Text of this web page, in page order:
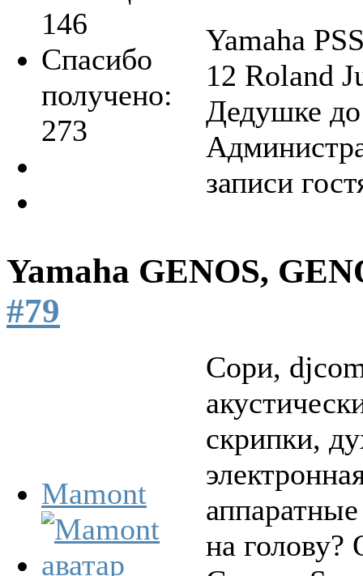
146
Спасибо
получено:
273
Yamaha
12 Roland
Дедушке
записи
Yamaha GENOS,
#79
Mamont
Сори,
скрипки,
на голову?